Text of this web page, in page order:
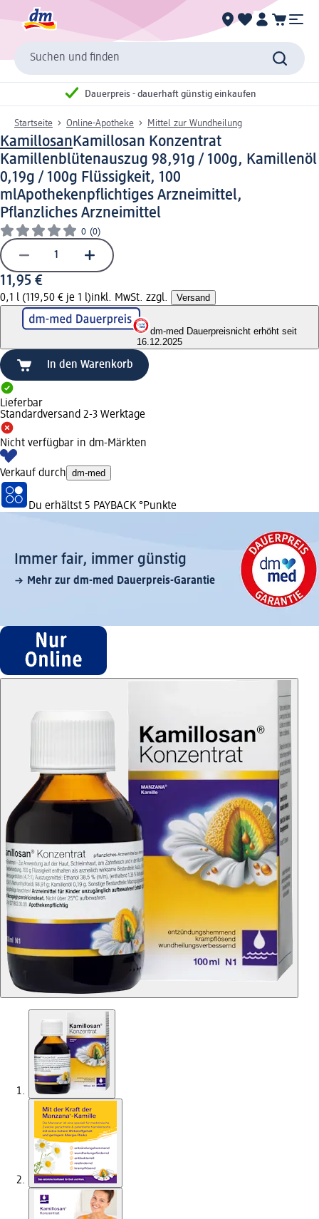
Suchen und finden
Dauerpreis - dauerhaft günstig einkaufen
Startseite Online-Apotheke Mittel zur Wundheilung
Kamillosan Kamillosan Konzentrat
Kamillenblütenauszug 98,91g / 100g, Kamillenöl
0,19g / 100g Flüssigkeit, 100
mlApothekenpflichtiges Arzneimittel,
Pflanzliches Arzneimittel
0 (0)
11,95 €
0,1 l (119,50 € je 1 l)inkl. MwSt. zzgl. Versand
dm-med Dauerpreisnicht erhöht seit
16.12.2025
In den Warenkorb
Lieferbar
Standardversand 2-3 Werktage
Nicht verfügbar in dm-Märkten
Verkauf durch dm-med
Du erhältst 5 PAYBACK °Punkte
Immer fair,­ immer günstig
Mehr zur dm-med Dauerpreis-Garantie